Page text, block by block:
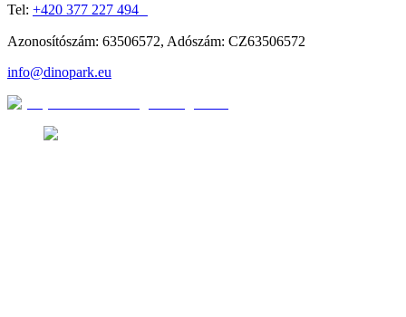
Tel: +420 377 227 494
Azonosítószám: 63506572, Adószám: CZ63506572
info@dinopark.eu